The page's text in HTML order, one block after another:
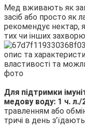
Мед вживають як
засіб або просто як
рекомендує нектар,
тих чи інших
Для підтримки
медову воду: 1 ч.
травленням або
тричі в день